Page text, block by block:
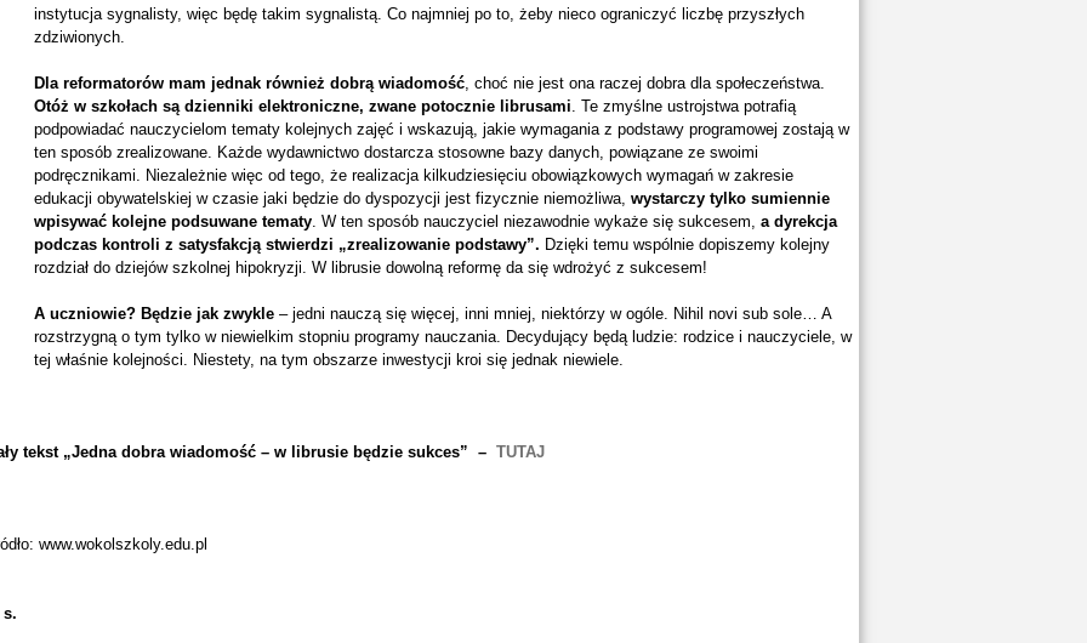
instytucja sygnalisty, więc będę takim sygnalistą. Co najmniej po to, żeby nieco ograniczyć liczbę przyszłych
zdziwionych.
Dla reformatorów mam jednak również dobrą wiadomość, choć nie jest ona raczej dobra dla społeczeństwa.
Otóż w szkołach są dzienniki elektroniczne, zwane potocznie librusami. Te zmyślne ustrojstwa potrafią
podpowiadać nauczycielom tematy kolejnych zajęć i wskazują, jakie wymagania z podstawy programowej zostają w
ten sposób zrealizowane. Każde wydawnictwo dostarcza stosowne bazy danych, powiązane ze swoimi
podręcznikami. Niezależnie więc od tego, że realizacja kilkudziesięciu obowiązkowych wymagań w zakresie
edukacji obywatelskiej w czasie jaki będzie do dyspozycji jest fizycznie niemożliwa, wystarczy tylko sumiennie
wpisywać kolejne podsuwane tematy. W ten sposób nauczyciel niezawodnie wykaże się sukcesem, a dyrekcja
podczas kontroli z satysfakcją stwierdzi „zrealizowanie podstawy”. Dzięki temu wspólnie dopiszemy kolejny
rozdział do dziejów szkolnej hipokryzji. W librusie dowolną reformę da się wdrożyć z sukcesem!
A uczniowie? Będzie jak zwykle– jedni nauczą się więcej, inni mniej, niektórzy w ogóle. Nihil novi sub sole… A
rozstrzygną o tym tylko w niewielkim stopniu programy nauczania. Decydujący będą ludzie: rodzice i nauczyciele, w
tej właśnie kolejności. Niestety, na tym obszarze inwestycji kroi się jednak niewiele.
tekst „Jedna dobra wiadomość – w librusie będzie sukces” – TUTAJ
www.wokolszkoly.edu.pl
s.